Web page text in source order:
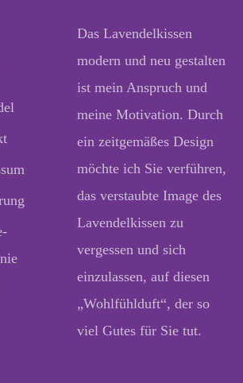
Das Lavendelkissen
modern und neu gestalten
ist mein Anspruch und
meine Motivation. Durch
ein zeitgemäßes Design
möchte ich Sie verführen,
das verstaubte Image des
Lavendelkissen zu
vergessen und sich
einzulassen, auf diesen
„Wohlfühlduft“, der so
viel Gutes für Sie tut.